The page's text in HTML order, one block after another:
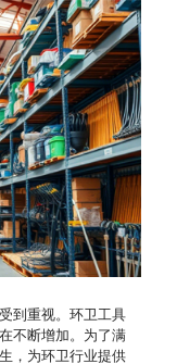
到重视。环卫工具
不断增加。为了满
，为环卫行业提供